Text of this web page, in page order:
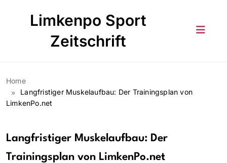
Limkenpo Sport
Zeitschrift
Home
Langfristiger Muskelaufbau: Der Trainingsplan von
LimkenPo.net
Langfristiger Muskelaufbau: Der
Trainingsplan von LimkenPo.net